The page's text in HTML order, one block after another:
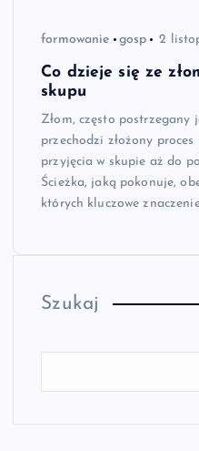
formowanie gosp 2
Co dzieje się ze
skupu
Złom, często postrzegany
przechodzi złożony
przyjęcia w skupie aż do
Ścieżka, jaką pokonuje,
których kluczowe
Szukaj